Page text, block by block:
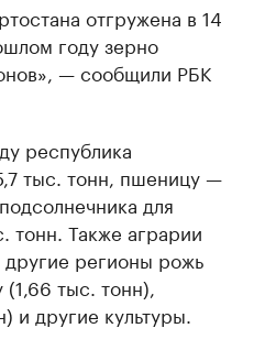
отгружена в 14
году зерно
— сообщили РБК
республика
тыс. тонн, пшеницу —
для
тонн. Также аграрии
регионы рожь
тыс. тонн),
и другие культуры.